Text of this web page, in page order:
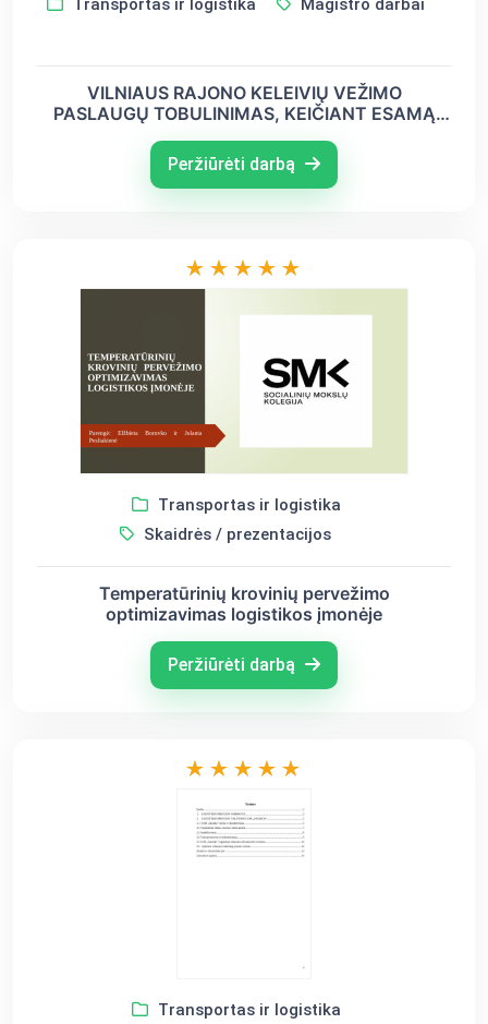
Transportas ir logistika Magistro darbai
VILNIAUS RAJONO KELEIVIŲ VEŽIMO
PASLAUGŲ TOBULINIMAS, KEIČIANT ESAMĄ
Peržiūrėti darbą
Transportas ir logistika
Skaidrės / prezentacijos
Temperatūrinių krovinių pervežimo
optimizavimas logistikos įmonėje
Peržiūrėti darbą
Transportas ir logistika